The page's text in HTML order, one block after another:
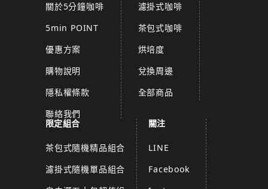
關於5分鐘咖啡
5min POINT
優惠方案
購物說明
隱私權條款
聯絡我們
濾掛式咖啡
茶包式咖啡
烘培度
兌換周邊
全部商品
限定組合
茶包式隨機精品組合
濾掛式隨機單品組合
關注
LINE
Facebook